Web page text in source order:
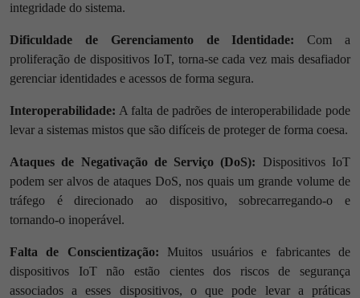
integridade do sistema.
Dificuldade de Gerenciamento de Identidade: Com a
proliferação de dispositivos IoT, torna-se cada vez mais desafiador
gerenciar identidades e acessos de forma segura.
Interoperabilidade: A falta de padrões de interoperabilidade pode
levar a sistemas mistos que são difíceis de proteger de forma coesa.
Ataques de Negativação de Serviço (DoS): Dispositivos IoT
podem ser alvos de ataques DoS, nos quais um grande volume de
tráfego é direcionado ao dispositivo, sobrecarregando-o e
tornando-o inoperável.
Falta de Conscientização: Muitos usuários e fabricantes de
dispositivos IoT não estão cientes dos riscos de segurança
associados a esses dispositivos, o que pode levar a práticas